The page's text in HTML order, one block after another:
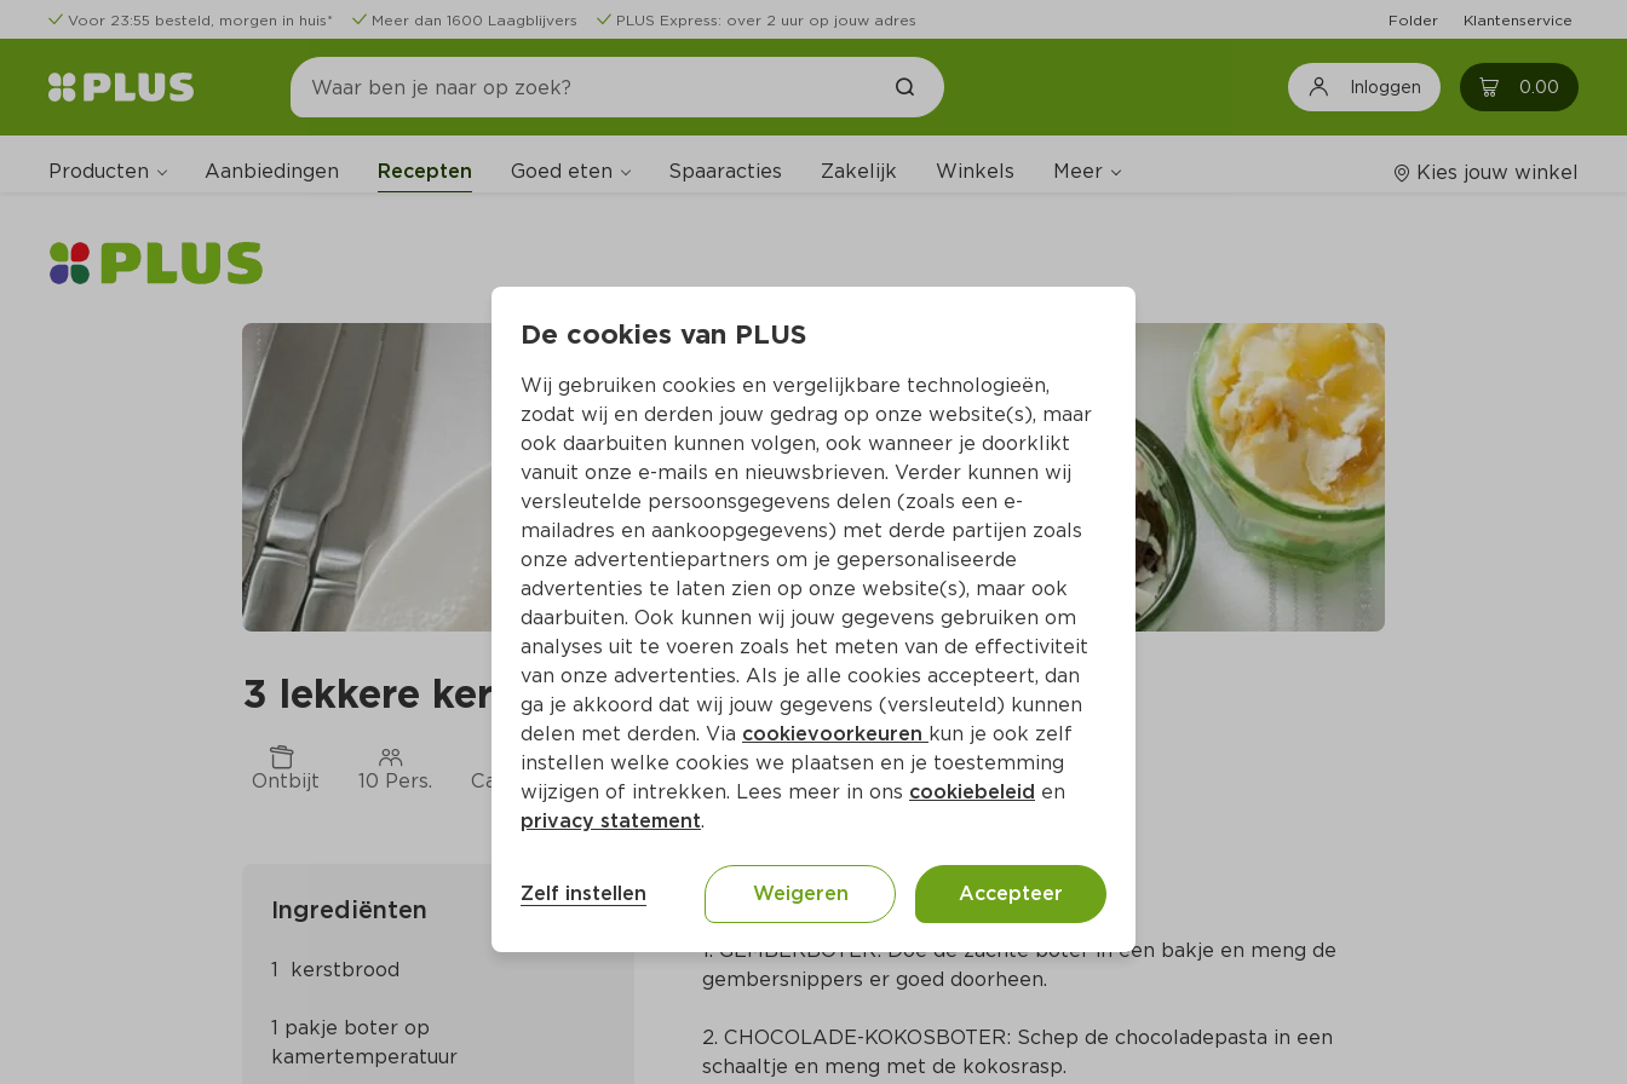
Voor 23:55 besteld, morgen in huis* Meer dan 1600 Laagblijvers PLUS Express: over 2 uur op jouw adres Folder Klantenservice
Inloggen 0.00 0
Producten Aanbiedingen Recepten Goed eten Spaaracties Zakelijk Winkels Meer
Wijnshop
Boodschappenlijstjes
Kies jouw winkel
3 lekkere kerststolboters
Ontbijt 10 Pers. Ca. 15 Min Nederlands
Ingrediënten
1 pakje boter op
Bereidingswijze
1. GEMBERBOTER: Doe de zachte boter in een bakje en meng de
gembersnippers er goed doorheen.
2. CHOCOLADE-KOKOSBOTER: Schep de chocoladepasta in een
schaaltje en meng met de kokosrasp.
De cookies van PLUS
Wij gebruiken cookies en vergelijkbare technologieën,
zodat wij en derden jouw gedrag op onze website(s), maar
ook daarbuiten kunnen volgen, ook wanneer je doorklikt
vanuit onze e-mails en nieuwsbrieven. Verder kunnen wij
versleutelde persoonsgegevens delen (zoals een e-
mailadres en aankoopgegevens) met derde partijen zoals
onze advertentiepartners om je gepersonaliseerde
advertenties te laten zien op onze website(s), maar ook
daarbuiten. Ook kunnen wij jouw gegevens gebruiken om
analyses uit te voeren zoals het meten van de effectiviteit
van onze advertenties. Als je alle cookies accepteert, dan
ga je akkoord dat wij jouw gegevens (versleuteld) kunnen
delen met derden. Via cookievoorkeuren kun je ook zelf
instellen welke cookies we plaatsen en je toestemming
wijzigen of intrekken. Lees meer in ons cookiebeleid en
privacy statement.
Zelf instellen Weigeren Accepteer